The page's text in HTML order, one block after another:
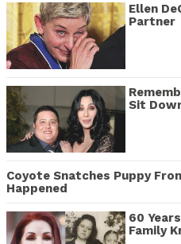
Ellen
Partner
Sit
Coyote Snatches Puppy
Happened
60
Family